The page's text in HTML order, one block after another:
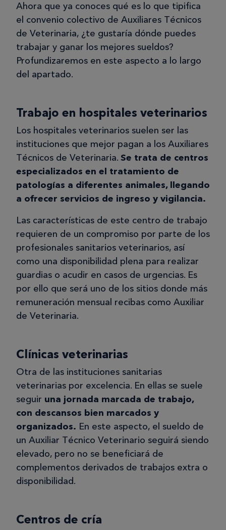
Ahora que ya conoces qué es lo que tipifica
el convenio colectivo de Auxiliares Técnicos
de Veterinaria, ¿te gustaría dónde puedes
trabajar y ganar los mejores sueldos?
Profundizaremos en este aspecto a lo largo
del apartado.
Trabajo en hospitales veterinarios
Los hospitales veterinarios suelen ser las
instituciones que mejor pagan a los Auxiliares
Técnicos de Veterinaria. Se trata de centros
especializados en el tratamiento de
patologías a diferentes animales, llegando
a ofrecer servicios de ingreso y vigilancia.
Las características de este centro de trabajo
requieren de un compromiso por parte de los
profesionales sanitarios veterinarios, así
como una disponibilidad plena para realizar
guardias o acudir en casos de urgencias. Es
por ello que será uno de los sitios donde más
remuneración mensual recibas como Auxiliar
de Veterinaria.
Clínicas veterinarias
Otra de las instituciones sanitarias
veterinarias por excelencia. En ellas se suele
seguir una jornada marcada de trabajo,
con descansos bien marcados y
organizados. En este aspecto, el sueldo de
un Auxiliar Técnico Veterinario seguirá siendo
elevado, pero no se beneficiará de
complementos derivados de trabajos extra o
disponibilidad.
Centros de cría